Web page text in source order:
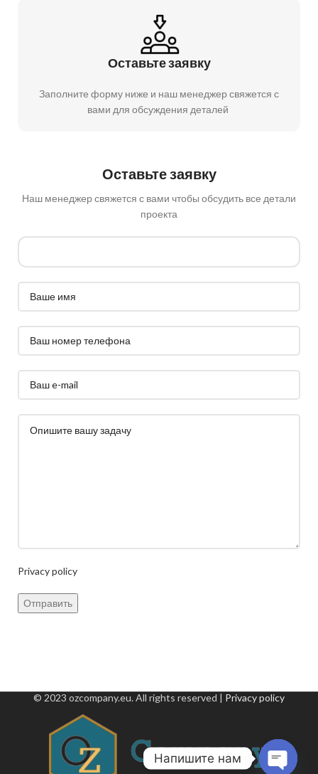
Оставьте заявку
Заполните форму ниже и наш менеджер свяжется с
вами для обсуждения деталей
Оставьте заявку
Наш менеджер свяжется с вами чтобы обсудить все детали
проекта
Privacy policy
© 2023 ozcompany.eu. All rights reserved | Privacy policy
Напишите нам